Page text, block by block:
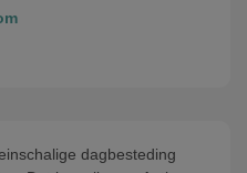
dagbesteding